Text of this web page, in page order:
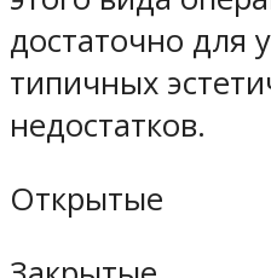
достаточно для
типичных
недостатков.
Открытые